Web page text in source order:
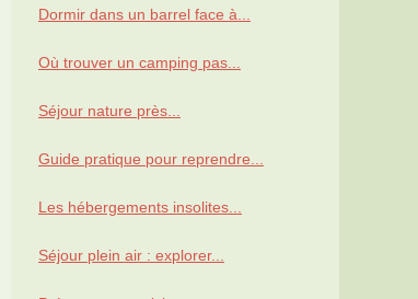
Dormir dans un barrel face à...
Où trouver un camping pas...
Séjour nature près...
Guide pratique pour reprendre...
Les hébergements insolites...
Séjour plein air : explorer...